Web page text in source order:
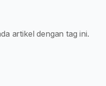
artikel dengan tag ini.